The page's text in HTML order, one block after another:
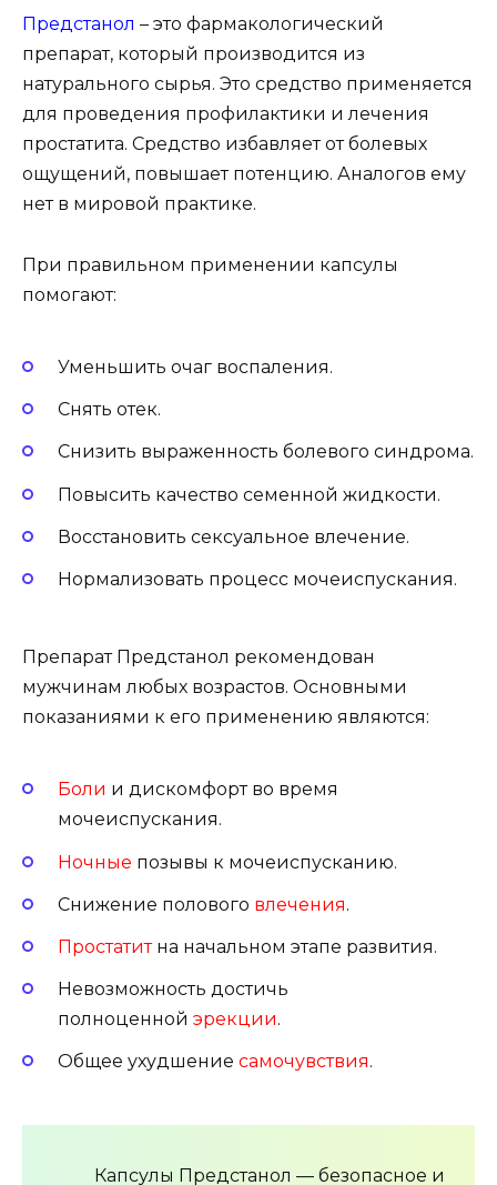
Предстанол – это фармакологический
препарат, который производится из
натурального сырья. Это средство применяется
для проведения профилактики и лечения
простатита. Средство избавляет от болевых
ощущений, повышает потенцию. Аналогов ему
нет в мировой практике.
При правильном применении капсулы
помогают:
Уменьшить очаг воспаления.
Снять отек.
Снизить выраженность болевого синдрома.
Повысить качество семенной жидкости.
Восстановить сексуальное влечение.
Нормализовать процесс мочеиспускания.
Препарат Предстанол рекомендован
мужчинам любых возрастов. Основными
показаниями к его применению являются:
Боли и дискомфорт во время
мочеиспускания.
Ночные позывы к мочеиспусканию.
Снижение полового влечения.
Простатитна начальном этапе развития.
Невозможность достичь
полноценной эрекции.
Общее ухудшение самочувствия.
Капсулы Предстанол — безопасное и